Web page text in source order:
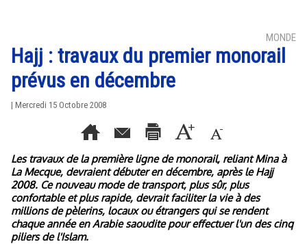
MONDE
Hajj : travaux du premier monorail
prévus en décembre
| Mercredi 15 Octobre 2008
Les travaux de la première ligne de monorail, reliant Mina à
La Mecque, devraient débuter en décembre, après le Hajj
2008. Ce nouveau mode de transport, plus sûr, plus
confortable et plus rapide, devrait faciliter la vie à des
millions de pèlerins, locaux ou étrangers qui se rendent
chaque année en Arabie saoudite pour effectuer l'un des cinq
piliers de l'Islam.